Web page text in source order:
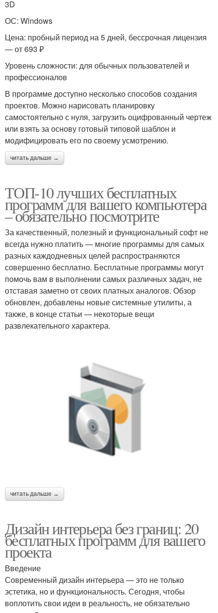
3D
ОС: Windows
Цена: пробный период на 5 дней, бессрочная лицензия
— от 693 ₽
Уровень сложности: для обычных пользователей и
профессионалов
В программе доступно несколько способов создания
проектов. Можно нарисовать планировку
самостоятельно с нуля, загрузить оцифрованный чертеж
или взять за основу готовый типовой шаблон и
модифицировать его по своему усмотрению.
читать дальше →
ТОП-10 лучших бесплатных
программ для вашего компьютера
– обязательно посмотрите
За качественный, полезный и функциональный софт не
всегда нужно платить — многие программы для самых
разных каждодневных целей распространяются
совершенно бесплатно. Бесплатные программы могут
помочь вам в выполнении самых различных задач, не
отставая заметно от своих платных аналогов. Обзор
обновлен, добавлены новые системные утилиты, а
также, в конце статьи — некоторые вещи
развлекательного характера.
читать дальше →
Дизайн интерьера без границ: 20
бесплатных программ для вашего
проекта
Введение
Современный дизайн интерьера — это не только
эстетика, но и функциональность. Сегодня, чтобы
воплотить свои идеи в реальность, не обязательно